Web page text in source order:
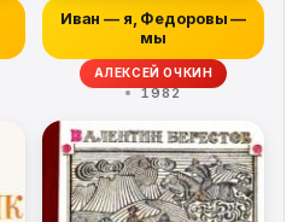
Иван — я, Федоровы —
мы
АЛЕКСЕЙ ОЧКИН
1982